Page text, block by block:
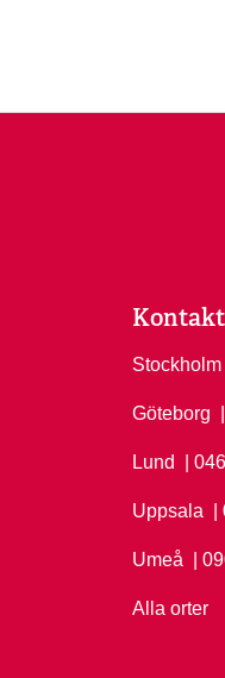
Stockholm
Göteborg
Lund |
Uppsala
Umeå |
Alla orter